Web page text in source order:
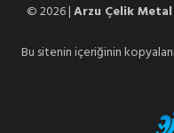
© 2026 |Arzu Çelik
Bu sitenin içeriğinin